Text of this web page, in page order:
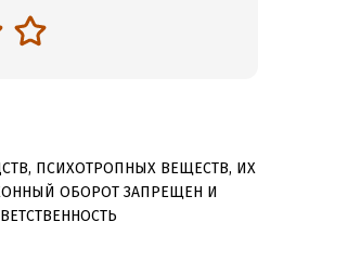
ПСИХОТРОПНЫХ ВЕЩЕСТВ, ИХ
ОБОРОТ ЗАПРЕЩЕН И